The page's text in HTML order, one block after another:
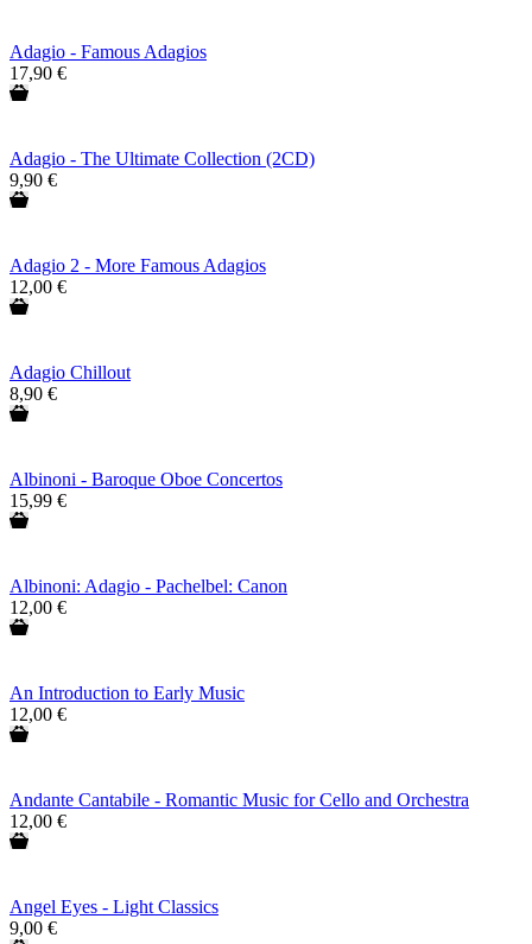
Adagio - Famous Adagios
17,90 €
Adagio - The Ultimate Collection (2CD)
9,90 €
Adagio 2 - More Famous Adagios
12,00 €
Adagio Chillout
8,90 €
Albinoni - Baroque Oboe Concertos
15,99 €
Albinoni: Adagio - Pachelbel: Canon
12,00 €
An Introduction to Early Music
12,00 €
Andante Cantabile - Romantic Music for Cello and Orchestra
12,00 €
Angel Eyes - Light Classics
9,00 €